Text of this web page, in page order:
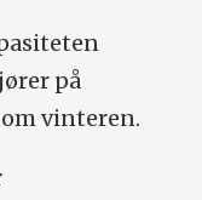
på
vinteren.